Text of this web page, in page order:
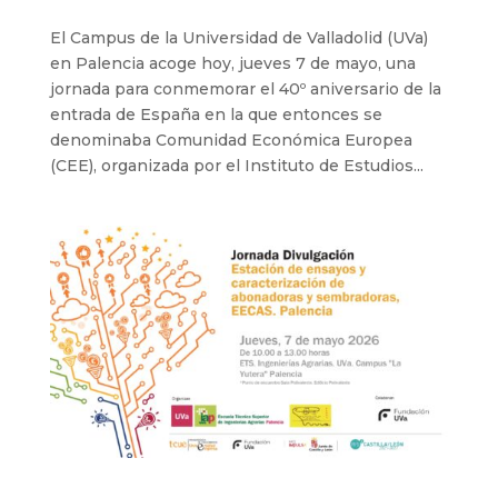
El Campus de la Universidad de Valladolid (UVa)
en Palencia acoge hoy, jueves 7 de mayo, una
jornada para conmemorar el 40º aniversario de la
entrada de España en la que entonces se
denominaba Comunidad Económica Europea
(CEE), organizada por el Instituto de Estudios...